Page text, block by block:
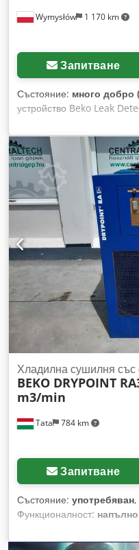
Wymysłów 1 170 km
Запитване
Състояние: много добро
устройство Beko Leak
Tata 784 km
Хладилна сушилня със
BEKO DRYPOINT
m3/min
Запитване
Състояние: употребяван
Функционалност:
обща височина:1 450 мм,